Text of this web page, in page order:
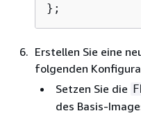
};
Erstellen Sie eine
folgenden
Setzen Sie die
des Basis-